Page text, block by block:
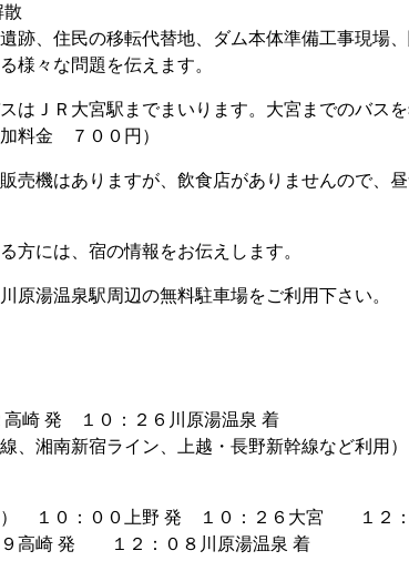
跡、住民の移転代替地、ダム本体準備工事現場
様々な問題を伝えます。
はＪＲ大宮駅までまいります。大宮までのバス
料金 ７００円）
売機はありますが、飲食店がありませんので、
方には、宿の情報をお伝えします。
原湯温泉駅周辺の無料駐車場をご利用下さい。
崎 発 １０：２６川原湯温泉 着
、湘南新宿ライン、上越・長野新幹線など利用）
） １０：００上野 発 １０：２６大宮 １２
９高崎 発 １２：０８川原湯温泉 着